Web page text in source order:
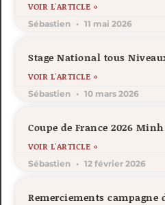
VOIR L'ARTICLE »
Sébastien 11 mai 2026
Stage National tous
VOIR L'ARTICLE »
Sébastien 10 mars 2026
Coupe de France 2026
VOIR L'ARTICLE »
Sébastien 12 février 2026
Remerciements campagne